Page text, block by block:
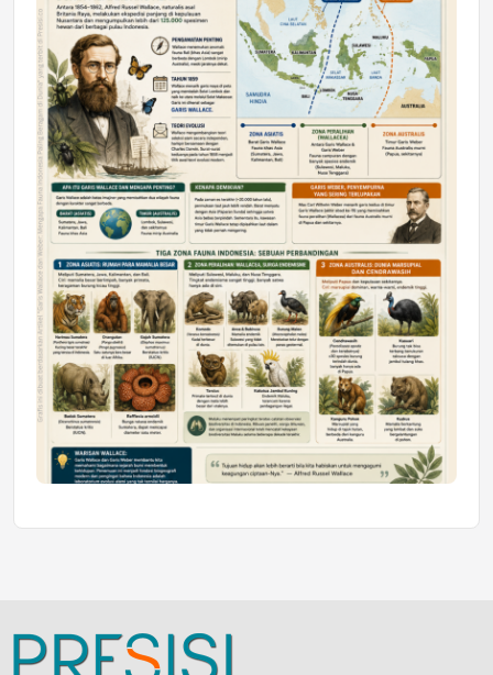
DAERAH
Astra Motor Kalimantan Timur 2 Dukung
Mahasiswa Samarinda dalam Astra
Honda SDGs Future Leaders 2026
Jumat, 10 Jul 2026 19:01